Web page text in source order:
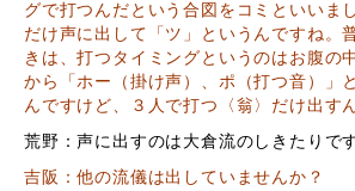
グで打つんだという合図をコミといいま
だけ声に出して「ツ」というんですね。
きは、打つタイミングというのはお腹の
から「ホー（掛け声）、ポ（打つ音）」
んですけど、３人で打つ〈翁〉だけ出す
荒野：声に出すのは大倉流のしきたりで
吉阪：他の流儀は出していませんか？